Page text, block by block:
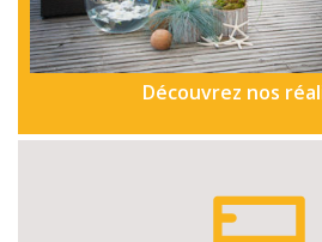
Découvrez nos